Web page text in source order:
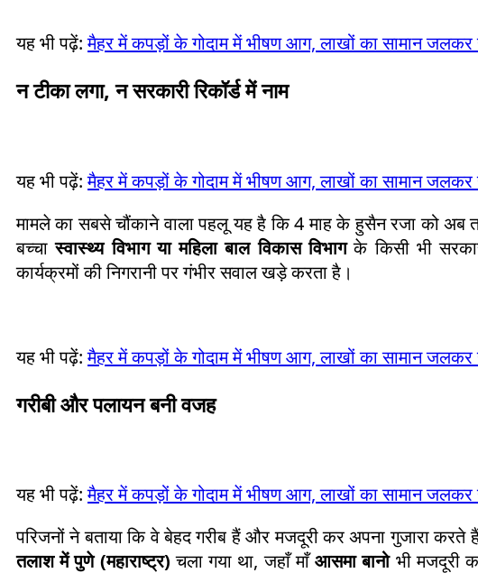
यह भी पढ़ें: मैहर में कपड़ों के गोदाम में भीषण आग, लाखों का सामान जलकर
न टीका लगा, न सरकारी रिकॉर्ड में नाम
यह भी पढ़ें: मैहर में कपड़ों के गोदाम में भीषण आग, लाखों का सामान जलकर
मामले का सबसे चौंकाने वाला पहलू यह है कि 4 माह के हुसैन रजा को
बच्चास्वास्थ्य विभाग या महिला बाल विकास विभागके किसी भी
कार्यक्रमों की निगरानी पर गंभीर सवाल खड़े करता है।
यह भी पढ़ें: मैहर में कपड़ों के गोदाम में भीषण आग, लाखों का सामान जलकर
गरीबी और पलायन बनी वजह
यह भी पढ़ें: मैहर में कपड़ों के गोदाम में भीषण आग, लाखों का सामान जलकर
परिजनों ने बताया कि वे बेहद गरीब हैं और मजदूरी कर अपना गुजारा
तलाश में पुणे (महाराष्ट्र) चला गया था, जहाँ माँआसमा बानोभी मजदूरी